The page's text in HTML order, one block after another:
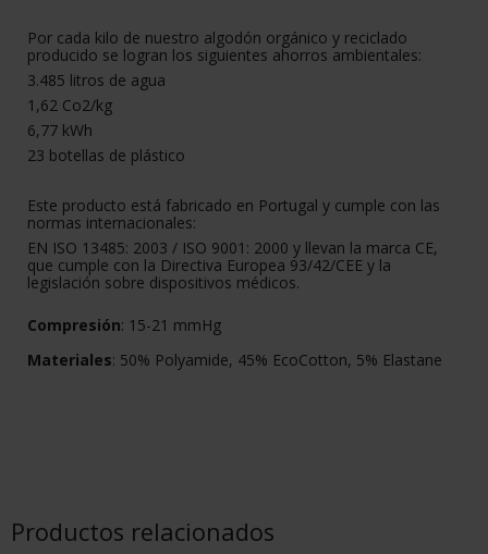
Por cada kilo de nuestro algodón orgánico y reciclado
producido se logran los siguientes ahorros ambientales:
3.485 litros de agua
1,62 Co2/kg
6,77 kWh
23 botellas de plástico
Este producto está fabricado en Portugal y cumple con las
normas internacionales:
EN ISO 13485: 2003 / ISO 9001: 2000 y llevan la marca CE,
que cumple con la Directiva Europea 93/42/CEE y la
legislación sobre dispositivos médicos.
Compresión: 15-21 mmHg
Materiales: 50% Polyamide, 45% EcoCotton, 5% Elastane
Productos relacionados